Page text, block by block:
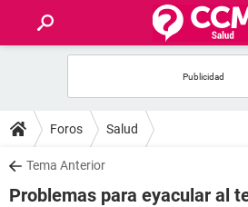
FOROS
SALUD
Foros Salud
Tema Anterior
Problemas para eyacular al